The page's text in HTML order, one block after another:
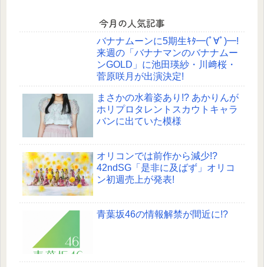
今月の人気記事
バナナムーンに5期生ｷﾀ━(ﾟ∀ﾟ)━!
来週の「バナナマンのバナナムー
ンGOLD」に池田瑛紗・川﨑桜・
菅原咲月が出演決定!
まさかの水着姿あり!? あかりんが
ホリプロタレントスカウトキャラ
バンに出ていた模様
オリコンでは前作から減少!?
42ndSG「是非に及ばず」オリコ
ン初週売上が発表!
青葉坂46の情報解禁が間近に!?